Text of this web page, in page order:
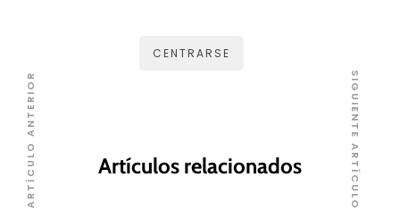
CENTRARSE
Artículos relacionados
ARTÍCULO ANTERIOR SIGUIENTE ARTÍCULO